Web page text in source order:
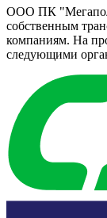
ООО ПК
собственным
компаниям. На
следующими